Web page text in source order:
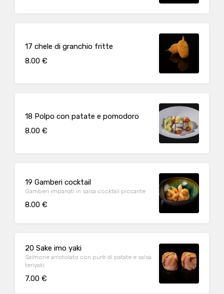
17 chele di granchio fritte
8.00 €
18 Polpo con patate e pomodoro
8.00 €
19 Gamberi cocktail
Gamberi impanati in salsa cocktail piccante
8.00 €
20 Sake imo yaki
Salmone arrotolato con purè di patate e salsa
teriyaki
7.00 €